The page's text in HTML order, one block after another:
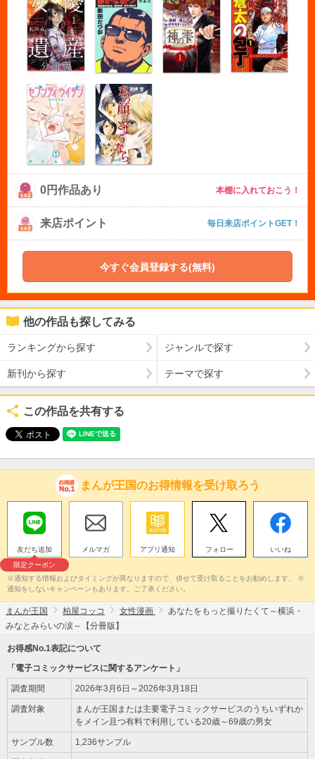
0円作品あり 本棚に入れておこう！
来店ポイント 毎日来店ポイントGET！
今すぐ会員登録する(無料)
他の作品も探してみる
ランキングから探す ジャンルで探す
新刊から探す テーマで探す
この作品を共有する
まんが王国のお得情報を受け取ろう
友だち追加
限定クーポン
メルマガ アプリ通知 フォロー いいね
※通知する情報およびタイミングが異なりますので、併せて受け取ることをお勧めします。 ※
通知をしないキャンペーンもあります。ご了承ください。
まんが王国 柏屋コッコ 女性漫画
あなたをもっと撮りたくて～横浜・
みなとみらいの涙～【分冊版】
お得感No.1表記について
「電子コミックサービスに関するアンケート」
調査期間 2026年3月6日～2026年3月18日
調査対象
まんが王国または主要電子コミックサービスのうちいずれか
をメイン且つ有料で利用している20歳～69歳の男女
サンプル数 1,236サンプル